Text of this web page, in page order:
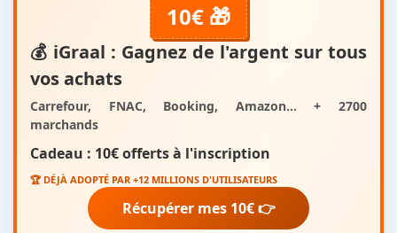
10€ 🎁
💰 iGraal : Gagnez de l'argent sur tous
vos achats
Carrefour, FNAC, Booking, Amazon... + 2700
marchands
Cadeau : 10€ offertsà l'inscription
🏆 DÉJÀ ADOPTÉ PAR +12 MILLIONS D'UTILISATEURS
Récupérer mes 10€ 👉